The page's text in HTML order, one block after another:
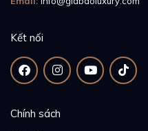
và được bảo vệ ở lớp
được cắt ra để hiển thị các
Với các phiên bản cũ,
chăm chút quá nhiều,
Kết nối
Chính sách